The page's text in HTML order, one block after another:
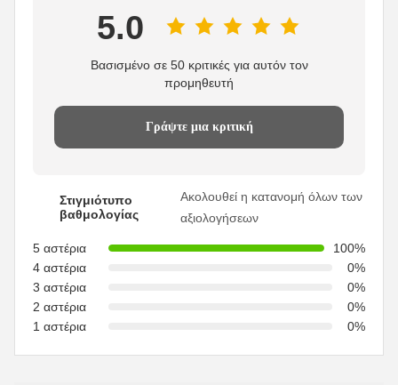
5.0
Βασισμένο σε 50 κριτικές για αυτόν τον
προμηθευτή
Γράψτε μια κριτική
Στιγμιότυπο
βαθμολογίας
Ακολουθεί η κατανομή όλων των
αξιολογήσεων
5 αστέρια
100%
4 αστέρια
0%
3 αστέρια
0%
2 αστέρια
0%
1 αστέρια
0%